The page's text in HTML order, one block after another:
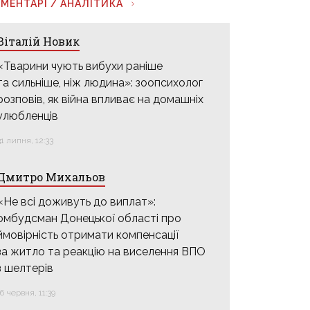
/ АНАЛІТИКА
Новик
чують вибухи раніше
сильніше, ніж людина»: зоопсихолог
як війна впливає на домашніх
липня, 12:33
Михальов
всі доживуть до виплат»:
Донецької області про
отримати компенсації
житло та реакцію на виселення ВПО
шелтерів
червня, 11:39